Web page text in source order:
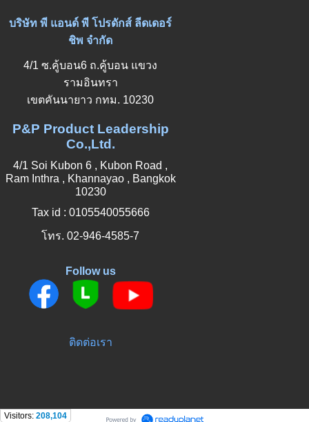
บริษัท พี แอนด์ พี โปรดักส์ ลีดเดอร์
ชิพ จำกัด
4/1 ซ.คู้บอน6 ถ.คู้บอน แขวง
รามอินทรา
เขตคันนายาว กทม. 10230
P&P Product Leadership
Co.,Ltd.
4/1 Soi Kubon 6 , Kubon Road ,
Ram Inthra , Khannayao , Bangkok
10230
Tax id : 0105540055666
โทร. 02-946-4585-7
Follow us
ติดต่อเรา
Visitors: 208,104